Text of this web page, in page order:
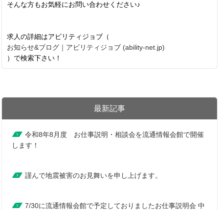
最新記事
令和8年8月度 お仕事説明・相談会を流通情報会館で開催
します！
謹んで地震被害のお見舞いを申し上げます。
7/30に流通情報会館で予定しておりましたお仕事説明会 中
そんな方もお気軽にお問い合わせください♪
求人の詳細はアビリティジョブ（
お知らせ&ブログ｜アビリティジョブ (ability-net.jp)
）で検索下さい！